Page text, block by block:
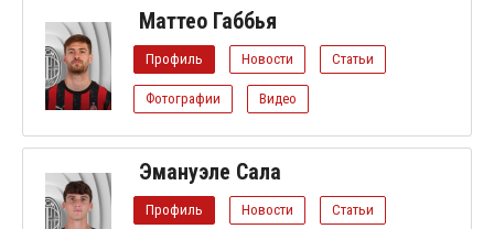
Маттео Габбья
Профиль Новости Статьи
Фотографии Видео
Эмануэле Сала
Профиль Новости Статьи